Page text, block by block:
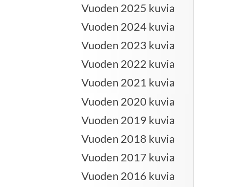
Vuoden 2025 kuvia
Vuoden 2024 kuvia
Vuoden 2023 kuvia
Vuoden 2022 kuvia
Vuoden 2021 kuvia
Vuoden 2020 kuvia
Vuoden 2019 kuvia
Vuoden 2018 kuvia
Vuoden 2017 kuvia
Vuoden 2016 kuvia